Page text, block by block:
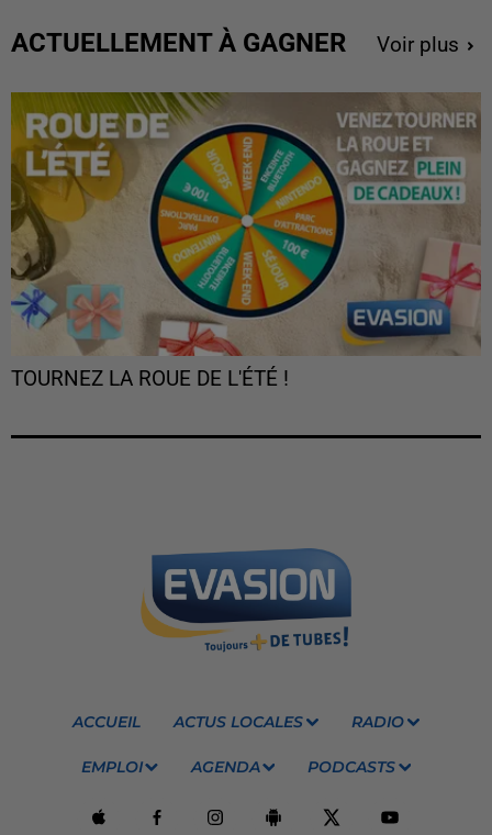
ACTUELLEMENT À GAGNER Voir plus
TOURNEZ LA ROUE DE L'ÉTÉ !
ACCUEIL ACTUS LOCALES RADIO
EMPLOI AGENDA PODCASTS